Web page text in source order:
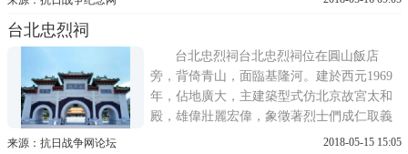
族坚苦卓绝，对日抗战胜利的过程，完整扼
要的描述这段抗日史。抗战胜利暨...
台北忠烈祠
台北忠烈祠台北忠烈祠位在圓山飯店
旁，背倚青山，面臨基隆河。建於西元1969
年，佔地廣大，主建築型式仿北京故宮太和
殿，雄偉壯麗宏偉，象徵著烈士們成仁取義
的大無畏精神。圍繞於忠烈祠四周的1萬餘坪
来源：抗日战争网论坛 2018-05-15 15:05